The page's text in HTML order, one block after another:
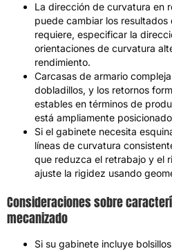
La dirección de curvatura en
puede cambiar los
requiere, especificar la
orientaciones de curvatura
rendimiento.
Carcasas de armario
dobladillos, y los retornos
estables en términos de
está ampliamente
Si el gabinete necesita
líneas de curvatura
que reduzca el retrabajo y el
ajuste la rigidez usando
Consideraciones sobre
mecanizado
Si su gabinete incluye